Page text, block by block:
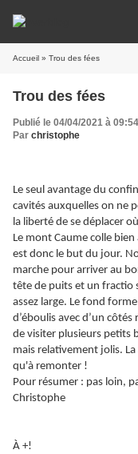
Accueil » Trou des fées
Trou des fées
Publié le 04/04/2021 à 09:54
Par christophe
Le seul avantage du
cavités auxquelles on ne
la liberté de se déplacer
Le mont Caume colle
est donc le but du jour.
marche pour arriver au
tête de puits et un fractio
assez large. Le fond
d’éboulis avec d’un
de visiter plusieurs petits
mais relativement jolis.
qu'à remonter !
Pour résumer : pas loin,
Christophe
À +!